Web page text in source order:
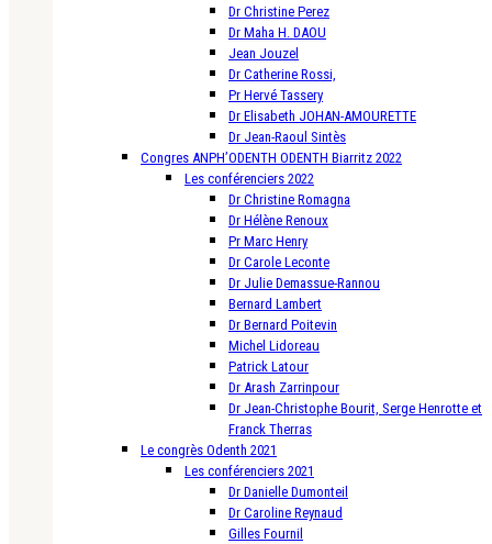
Dr Christine Perez
Dr Maha H. DAOU
Jean Jouzel
Dr Catherine Rossi,
Pr Hervé Tassery
Dr Elisabeth JOHAN-AMOURETTE
Dr Jean-Raoul Sintès
Congres ANPH’ODENTH ODENTH Biarritz 2022
Les conférenciers 2022
Dr Christine Romagna
Dr Hélène Renoux
Pr Marc Henry
Dr Carole Leconte
Dr Julie Demassue-Rannou
Bernard Lambert
Dr Bernard Poitevin
Michel Lidoreau
Patrick Latour
Dr Arash Zarrinpour
Dr Jean-Christophe Bourit, Serge Henrotte et
Franck Therras
Le congrès Odenth 2021
Les conférenciers 2021
Dr Danielle Dumonteil
Dr Caroline Reynaud
Gilles Fournil